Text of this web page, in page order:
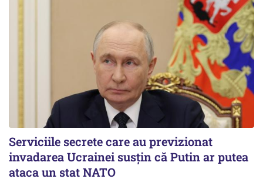
Serviciile secrete care au previzionat
invadarea Ucrainei susțin că Putin ar putea
ataca un stat NATO